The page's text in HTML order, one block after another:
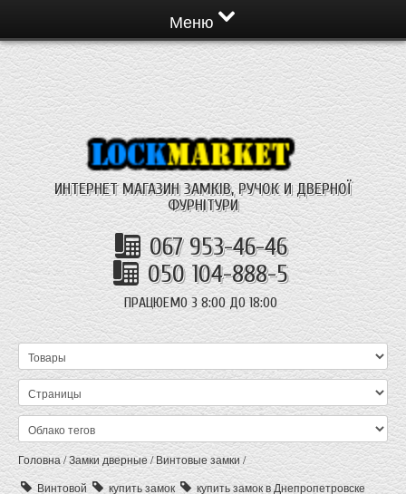
Меню
ИНТЕРНЕТ МАГАЗИН ЗАМКІВ, РУЧОК И ДВЕРНОЇ
ФУРНІТУРИ
067 953-46-46
050 104-888-5
ПРАЦЮЕМО З 8:00 ДО 18:00
Головна/Замки дверные/Винтовые замки/
Винтовой
купить замок
купить замок в Днепропетровске